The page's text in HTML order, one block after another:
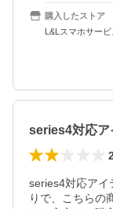
購入したストア
L&Lスマホサービ
series4対応
series4対応アイ
りで、こちらの